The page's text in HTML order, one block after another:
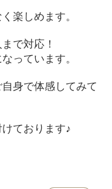
楽しめます。
で対応！
っています。
身で体感してみて
ております♪